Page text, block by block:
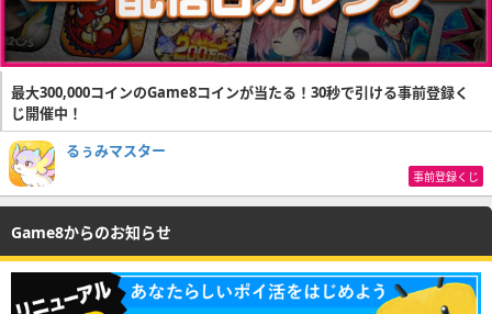
最大300,000コインのGame8コインが当たる！30秒で引ける事前登録く
じ開催中！
るぅみマスター
事前登録くじ
Game8からのお知らせ